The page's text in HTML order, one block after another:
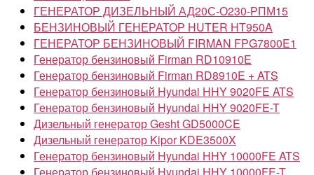
ГЕНЕРАТОР ДИЗЕЛЬНЫЙ АД20С-О230-РПМ15
БЕНЗИНОВЫЙ ГЕНЕРАТОР HUTER HT950A
ГЕНЕРАТОР БЕНЗИНОВЫЙ FIRMAN FPG7800E1
Генератор бензиновый Firman RD10910E
Генератор бензиновый Firman RD8910E + ATS
Генератор бензиновый Hyundai HHY 9020FE ATS
Генератор бензиновый Hyundai HHY 9020FE-T
Дизельный генератор Gesht GD5000CE
Дизельный генератор Kipor KDE3500X
Генератор бензиновый Hyundai HHY 10000FE ATS